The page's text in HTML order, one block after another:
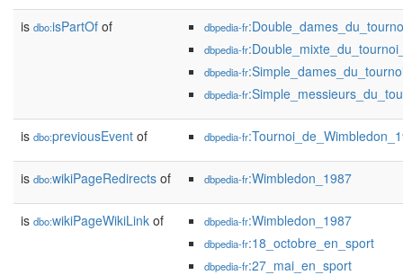
is dbo:isPartOf of dbpedia-fr
dbpedia-fr
dbpedia-fr
dbpedia-fr
is dbo:previousEvent of dbpedia-fr
is dbo:wikiPageRedirects of dbpedia-fr:Wimbledon_1987
is dbo:wikiPageWikiLink of dbpedia-fr:Wimbledon_1987
dbpedia-fr:18_octobre_en_sport
dbpedia-fr:27_mai_en_sport